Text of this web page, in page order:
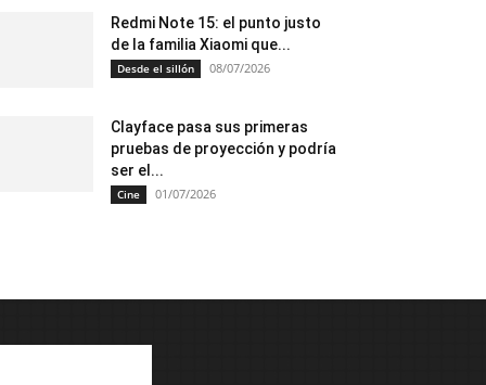
Redmi Note 15: el punto justo
de la familia Xiaomi que...
Desde el sillón 08/07/2026
Clayface pasa sus primeras
pruebas de proyección y podría
ser el...
Cine 01/07/2026